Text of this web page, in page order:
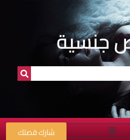
جنسية
شارك قصتك